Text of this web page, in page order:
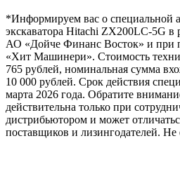
*Информируем вас о специальной
экскаватора Hitachi ZX200LC-5G в
АО «Дойче Финанс Восток» и при
«Хит Машинери». Стоимость
765 рублей, номинальная сумма
10 000 рублей. Срок действия
марта 2026 года. Обратите
действительна только при
дистрибьютором и может
поставщиков и лизингодателей. Не